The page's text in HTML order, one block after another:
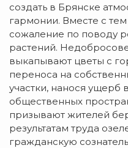
создать в Брянске
гармонии. Вместе с
сожаление по поводу
растений.
выкапывают цветы с
переноса на
участки, нанося ущерб
общественных
призывают жителей
результатам труда
гражданскую